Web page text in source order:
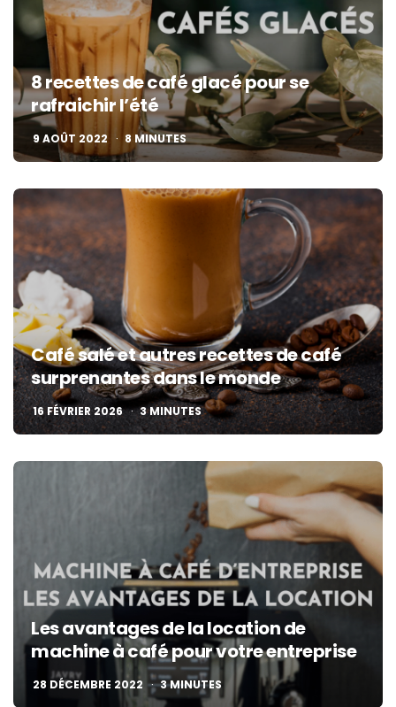
8 recettes de café glacé pour se
rafraichir l’été
9 AOÛT 2022 8 MINUTES
Café salé et autres recettes de café
surprenantes dans le monde
16 FÉVRIER 2026 3MINUTES
Les avantages de la location de
machine à café pour votre entreprise
28 DÉCEMBRE 2022 3MINUTES